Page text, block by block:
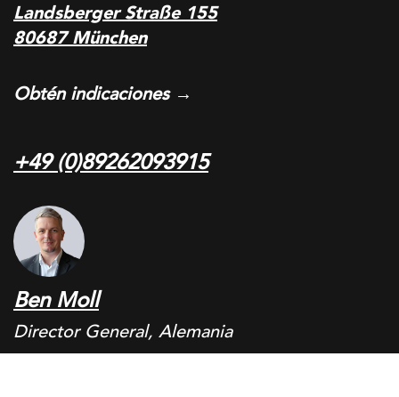
Landsberger Straße 155
80687 München
Obtén indicaciones →
+49 (0)89262093915
Ben Moll
Director General, Alemania